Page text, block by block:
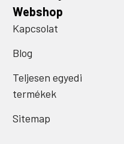
Webshop
Kapcsolat
Blog
Teljesen egyedi
termékek
Sitemap